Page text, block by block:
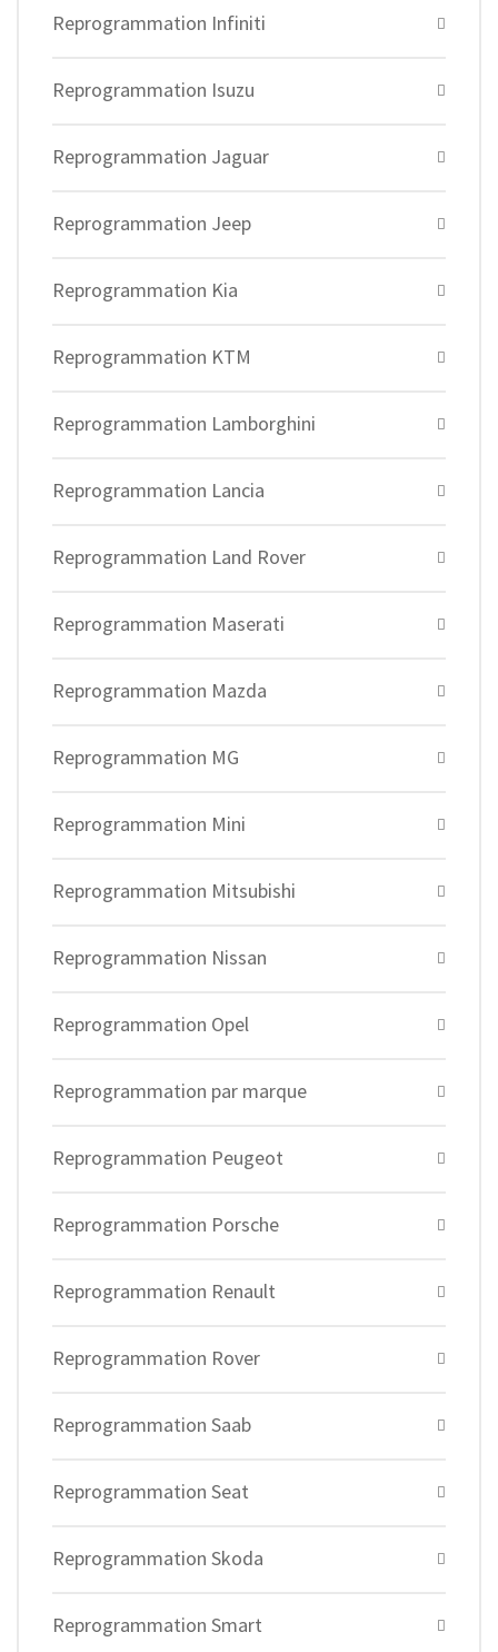
Reprogrammation Infiniti
Reprogrammation Isuzu
Reprogrammation Jaguar
Reprogrammation Jeep
Reprogrammation Kia
Reprogrammation KTM
Reprogrammation Lamborghini
Reprogrammation Lancia
Reprogrammation Land Rover
Reprogrammation Maserati
Reprogrammation Mazda
Reprogrammation MG
Reprogrammation Mini
Reprogrammation Mitsubishi
Reprogrammation Nissan
Reprogrammation Opel
Reprogrammation par marque
Reprogrammation Peugeot
Reprogrammation Porsche
Reprogrammation Renault
Reprogrammation Rover
Reprogrammation Saab
Reprogrammation Seat
Reprogrammation Skoda
Reprogrammation Smart